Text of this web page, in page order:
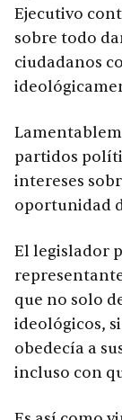
Ejecutivo
sobre todo
ciudadanos
partidos
intereses
oportunidad
El legislador
que no solo
ideológicos,
obedecía a
incluso con